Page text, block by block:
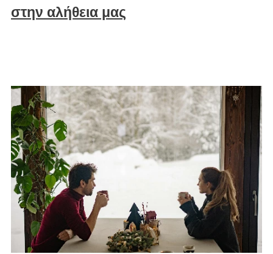
στην αλήθεια μας